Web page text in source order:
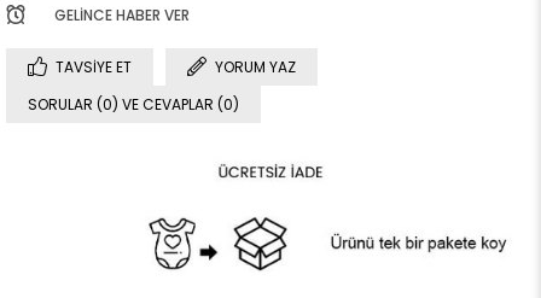
GELINCE HABER VER
TAVSIYE ET
YORUM YAZ
SORULAR (0) VE CEVAPLAR (0)